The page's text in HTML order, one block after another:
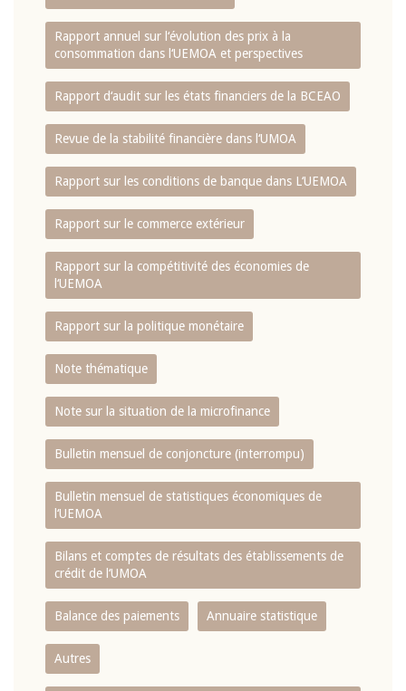
Rapport annuel sur l‘évolution des prix à la
consommation dans l‘UEMOA et perspectives
Rapport d‘audit sur les états financiers de la BCEAO
Revue de la stabilité financière dans l‘UMOA
Rapport sur les conditions de banque dans L‘UEMOA
Rapport sur le commerce extérieur
Rapport sur la compétitivité des économies de
l‘UEMOA
Rapport sur la politique monétaire
Note thématique
Note sur la situation de la microfinance
Bulletin mensuel de conjoncture (interrompu)
Bulletin mensuel de statistiques économiques de
l‘UEMOA
Bilans et comptes de résultats des établissements de
crédit de l‘UMOA
Balance des paiements Annuaire statistique
Autres